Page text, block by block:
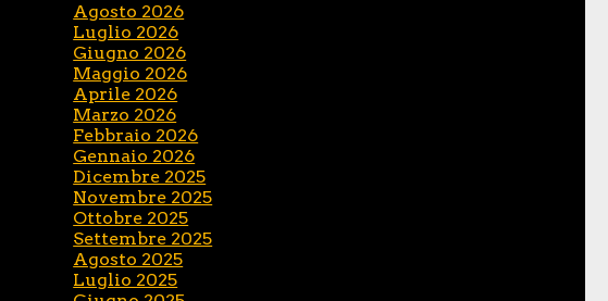
Agosto 2026
Luglio 2026
Giugno 2026
Maggio 2026
Aprile 2026
Marzo 2026
Febbraio 2026
Gennaio 2026
Dicembre 2025
Novembre 2025
Ottobre 2025
Settembre 2025
Agosto 2025
Luglio 2025